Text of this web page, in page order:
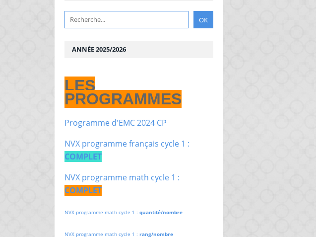
ANNÉE 2025/2026
LES
PROGRAMMES
Programme d'EMC 2024 CP
NVX programme français cycle 1 :
COMPLET
NVX programme math cycle 1 :
COMPLET
NVX programme math cycle 1 : quantité/nombre
NVX programme math cycle 1 : rang/nombre